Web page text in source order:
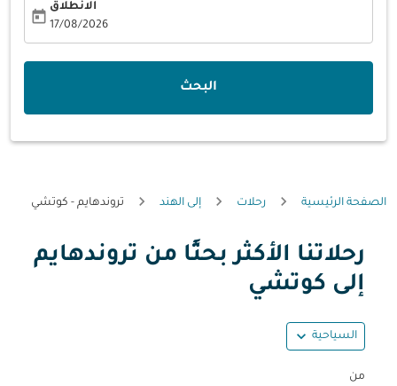
الانطلاق
17/08/2026
today
البحث
الصفحة الرئيسية رحلات إلى الهند تروندهايم - كوتشي
رحلاتنا الأكثر بحثًا من تروندهايم
إلى كوتشي
السياحية expand_more
من
حاول تحديث الرحلة (مغادرة و/أو وجهة) أو التفاعل مع